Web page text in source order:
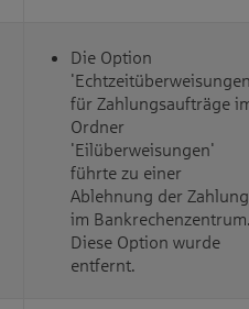
Die Option
für Zahlungsaufträge
Ordner
'Eilüberweisungen'
führte zu einer
Ablehnung der Zahlung
im
Diese Option wurde
entfernt.